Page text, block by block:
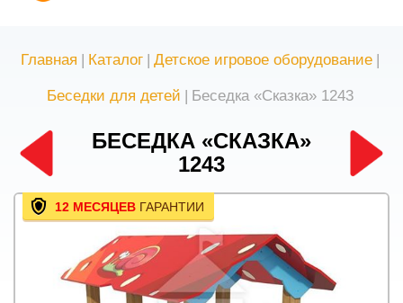
Главная | Каталог | Детское игровое оборудование |
Беседки для детей | Беседка «Сказка» 1243
БЕСЕДКА «СКАЗКА»
1243
12 МЕСЯЦЕВ ГАРАНТИИ